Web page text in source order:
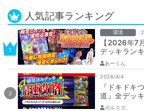
人気記事ランキング
環境
【2026年7
デッキラン
グ】
あーくん
2026/4/4
『ドキドキ
道』全デッ
【DM26-
ボルスズ